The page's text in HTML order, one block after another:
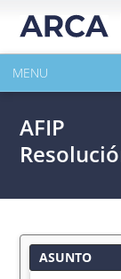
MENU
EXPANDIR
AFIP
ASUNTO